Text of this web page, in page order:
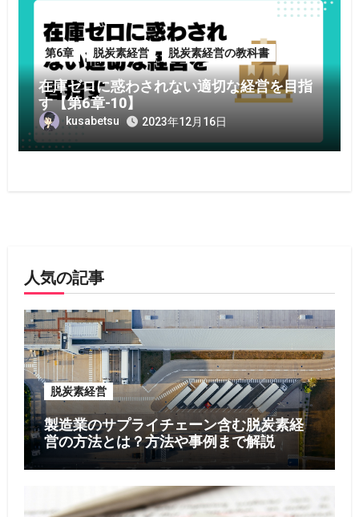
第6章 脱炭素経営 脱炭素経営の教科書
在庫ゼロに惑わされない適切な経営を目指
す【第6章-10】
kusabetsu 2023年12月16日
人気の記事
脱炭素経営
製造業のサプライチェーン含む脱炭素経
営の方法とは？方法や事例まで解説